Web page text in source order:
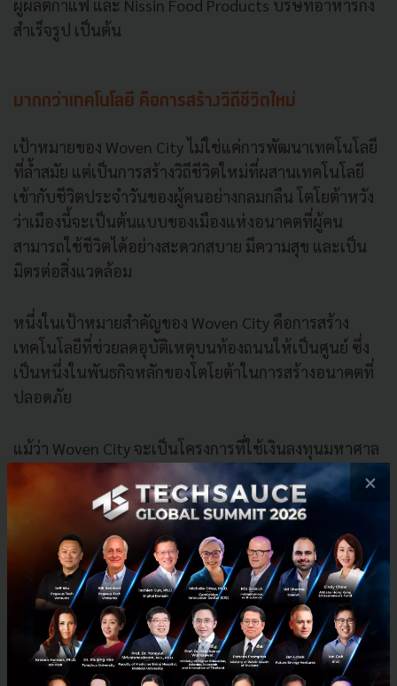
ผู้ผลิตกาแฟ และ Nissin Food Products บริษัทอาหารกึ่ง
สำเร็จรูป เป็นต้น
มากกว่าเทคโนโลยี คือการสร้างวิถีชีวิตใหม่
เป้าหมายของ Woven City ไม่ใช่แค่การพัฒนาเทคโนโลยี
ที่ล้ำสมัย แต่เป็นการสร้างวิถีชีวิตใหม่ที่ผสานเทคโนโลยี
เข้ากับชีวิตประจำวันของผู้คนอย่างกลมกลืน โตโยต้าหวัง
ว่าเมืองนี้จะเป็นต้นแบบของเมืองแห่งอนาคตที่ผู้คน
สามารถใช้ชีวิตได้อย่างสะดวกสบาย มีความสุข และเป็น
มิตรต่อสิ่งแวดล้อม
หนึ่งในเป้าหมายสำคัญของ Woven City คือการสร้าง
เทคโนโลยีที่ช่วยลดอุบัติเหตุบนท้องถนนให้เป็นศูนย์ ซึ่ง
เป็นหนึ่งในพันธกิจหลักของโตโยต้าในการสร้างอนาคตที่
ปลอดภัย
แม้ว่า Woven City จะเป็นโครงการที่ใช้เงินลงทุนมหาศาล
ถึง 10.13 พันล้านดอลลาร์สหรัฐ หรือราว 3.5 แสนล้าน
บาท Akio Toyoda ยืนยันว่าเป้าหมายของโครงการนี้ไม่ใช่
เพื่อสร้างกำไร
“ที่ Woven City เราไม่ได้มองหาแค่ผลกำไร เรากำลังสร้าง
โครงการที่ไม่มีวันเสร็จสิ้น เพราะเรากำลังสร้างอนาคต เป้า
หมายของเราคือทำให้โลกดีขึ้น” Akio Toyoda กล่าว
Woven City คือสัญลักษณ์ที่ชัดเจนที่สุดของการเปลี่ยน
×